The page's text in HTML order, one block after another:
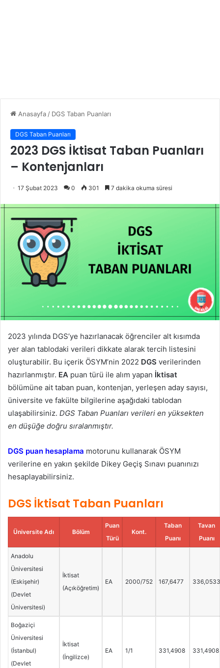
Anasayfa / DGS Taban Puanları
DGS Taban Puanları
2023 DGS İktisat Taban Puanları
– Kontenjanları
17 Şubat 2023 0 301 7 dakika okuma süresi
2023 yılında DGS’ye hazırlanacak öğrenciler alt kısımda
yer alan tablodaki verileri dikkate alarak tercih listesini
oluşturabilir. Bu içerik ÖSYM’nin 2022 DGS verilerinden
hazırlanmıştır. EA puan türü ile alım yapan İktisat
bölümüne ait taban puan, kontenjan, yerleşen aday sayısı,
üniversite ve fakülte bilgilerine aşağıdaki tablodan
ulaşabilirsiniz. DGS Taban Puanları verileri en yüksekten
en düşüğe doğru sıralanmıştır.
DGS puan hesaplama motorunu kullanarak ÖSYM
verilerine en yakın şekilde Dikey Geçiş Sınavı puanınızı
hesaplayabilirsiniz.
DGS İktisat Taban Puanları
Üniversite Adı Bölüm
Puan
Türü
Kont.
Taban
Puanı
Tavan
Puanı
Anadolu
Üniversitesi
(Eskişehir)
(Devlet
Üniversitesi)
İktisat
(Açıköğretim)
EA 2000/752 167,6477 336,0533
Boğaziçi
Üniversitesi
(İstanbul)
(Devlet
İktisat
(İngilizce)
EA 1/1 331,4908 331,4908